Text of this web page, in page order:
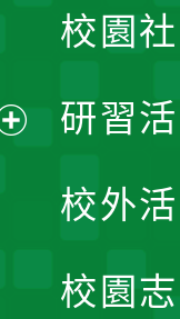
校園
研習
校外
校園